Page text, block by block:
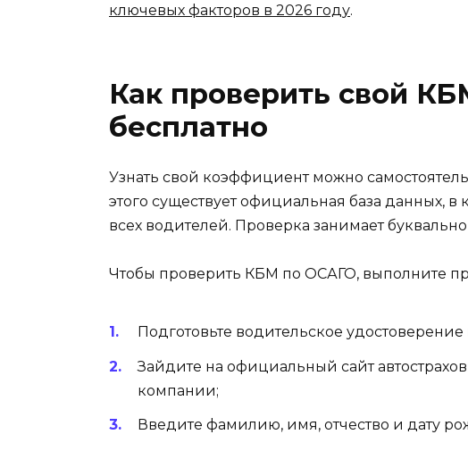
ключевых факторов в 2026 году.
Как проверить свой
бесплатно
Узнать свой коэффициент можно
этого существует официальная база данных, в
всех водителей. Проверка занимает
Чтобы проверить КБМ по ОСАГО, выполните
Подготовьте водительское
Зайдите на официальный сайт
компании;
Введите фамилию, имя, отчество и дату